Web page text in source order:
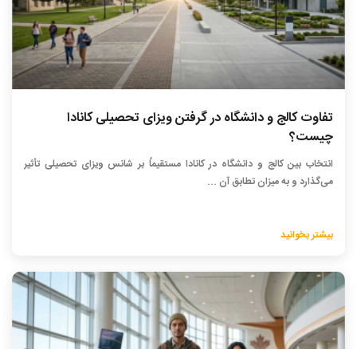
تفاوت کالج و دانشگاه در گرفتن ویزای تحصیلی کانادا
چیست؟
انتخاب بین کالج و دانشگاه در کانادا مستقیماً بر شانس ویزای تحصیلی تأثیر
می‌گذارد و به میزان تطابق آن ...
بیشتر بخوانید